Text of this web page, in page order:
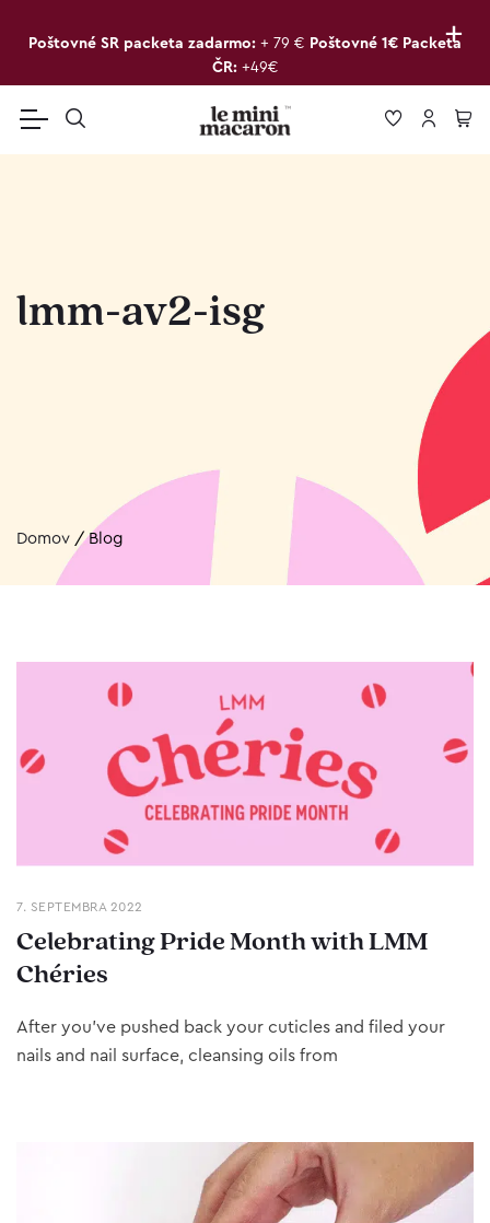
+
Poštovné SR packeta zadarmo: + 79 € Poštovné 1€ Packeta
ČR: +49€
lmm-av2-isg
Domov /Blog
7. SEPTEMBRA 2022
Celebrating Pride Month with LMM
Chéries
After you’ve pushed back your cuticles and filed your
nails and nail surface, cleansing oils from